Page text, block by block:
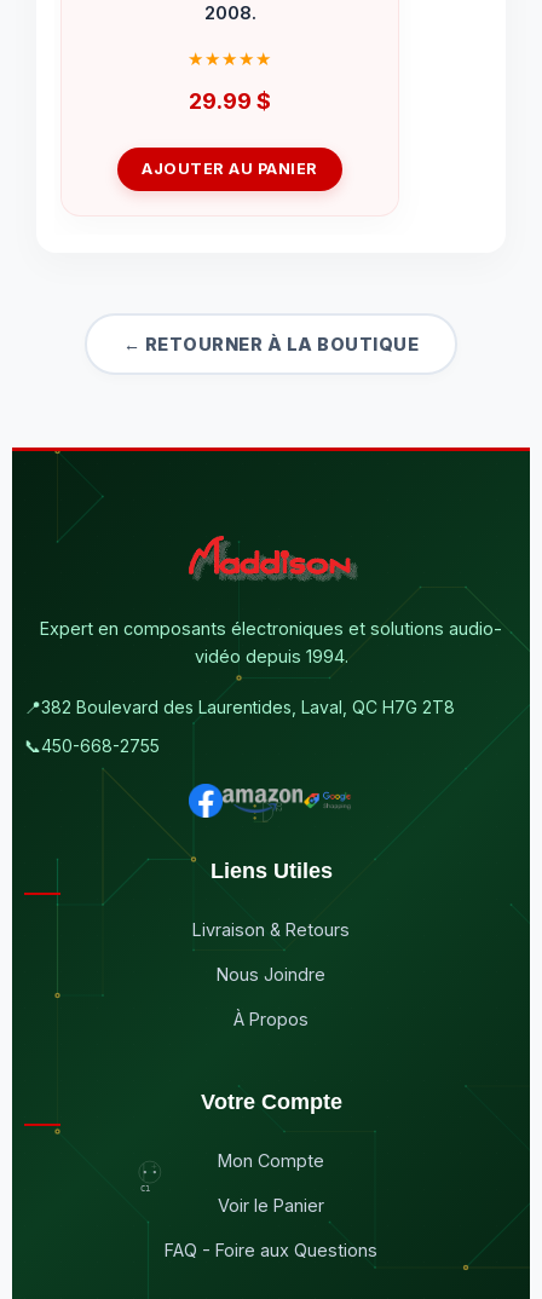
2008.
29.99 $
AJOUTER AU PANIER
← RETOURNER À LA BOUTIQUE
Expert en composants électroniques et solutions audio-
vidéo depuis 1994.
📍382 Boulevard des Laurentides, Laval, QC H7G 2T8
📞450-668-2755
Liens Utiles
Livraison & Retours
Nous Joindre
À Propos
Votre Compte
Mon Compte
Voir le Panier
FAQ - Foire aux Questions